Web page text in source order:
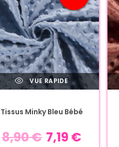
VUE RAPIDE
Tissus Minky Bleu Bébé
8,90€ 7,19 €